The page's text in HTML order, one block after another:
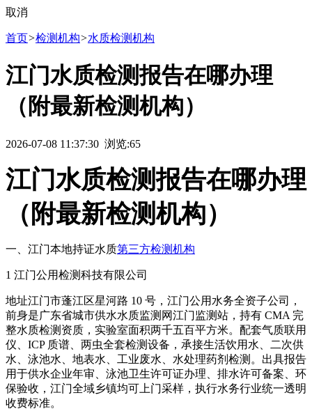
取消
首页>检测机构>水质检测机构
江门水质检测报告在哪办理
（附最新检测机构）
2026-07-08 11:37:30 浏览:65
江门水质检测报告在哪办理
（附最新检测机构）
一、江门本地持证水质第三方检测机构
1 江门公用检测科技有限公司
地址江门市蓬江区星河路 10 号，江门公用水务全资子公司，
前身是广东省城市供水水质监测网江门监测站，持有 CMA 完
整水质检测资质，实验室面积两千五百平方米。配套气质联用
仪、ICP 质谱、两虫全套检测设备，承接生活饮用水、二次供
水、泳池水、地表水、工业废水、水处理药剂检测。出具报告
用于供水企业年审、泳池卫生许可证办理、排水许可备案、环
保验收，江门全域乡镇均可上门采样，执行水务行业统一透明
收费标准。